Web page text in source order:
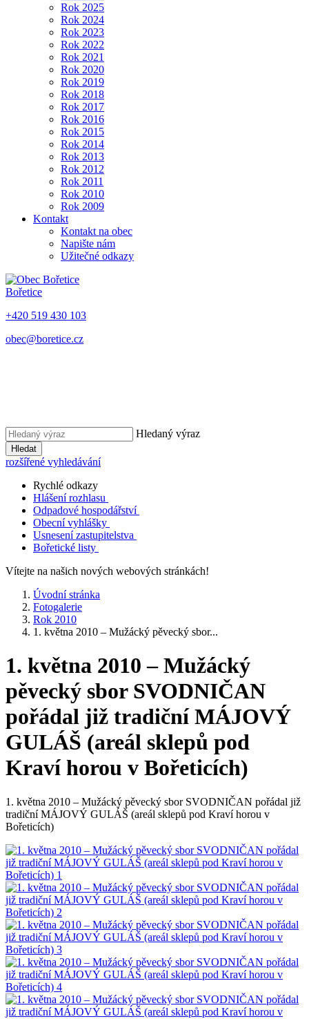
Rok 2025
Rok 2024
Rok 2023
Rok 2022
Rok 2021
Rok 2020
Rok 2019
Rok 2018
Rok 2017
Rok 2016
Rok 2015
Rok 2014
Rok 2013
Rok 2012
Rok 2011
Rok 2010
Rok 2009
Kontakt
Kontakt na obec
Napište nám
Užitečné odkazy
Bořetice
+420 519 430 103
obec@boretice.cz
Hledaný výraz
Hledat
rozšířené vyhledávání
Rychlé odkazy
Hlášení rozhlasu
Odpadové hospodářství
Obecní vyhlášky
Usnesení zastupitelstva
Bořetické listy
Vítejte na našich nových webových stránkách!
Úvodní stránka
Fotogalerie
Rok 2010
1. května 2010 – Mužácký pěvecký sbor...
1. května 2010 – Mužácký
pěvecký sbor SVODNIČAN
pořádal již tradiční MÁJOVÝ
GULÁŠ (areál sklepů pod
Kraví horou v Bořeticích)
1. května 2010 – Mužácký pěvecký sbor SVODNIČAN pořádal již
tradiční MÁJOVÝ GULÁŠ (areál sklepů pod Kraví horou v
Bořeticích)